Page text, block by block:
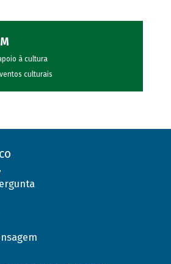
à cultura
culturais